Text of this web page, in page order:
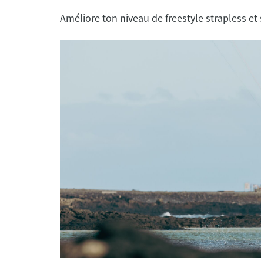
Améliore ton niveau de freestyle strapless
F-one